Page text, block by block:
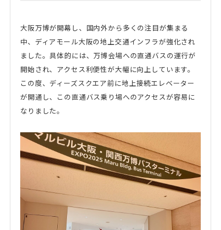
ディアモール大阪
湊町リバープレイス
ディーズスクエア主催企画
- 梅田一丁目美味しい市場 -
大阪万博が開幕し、国内外から多くの注目が集まる
中、ディアモール大阪の地上交通インフラが強化され
ました。具体的には、万博会場への直通バスの運行が
開始され、アクセス利便性が大幅に向上しています。
この度、ディーズスクエア前に地上接続エレベーター
が開通し、この直通バス乗り場へのアクセスが容易に
なりました。